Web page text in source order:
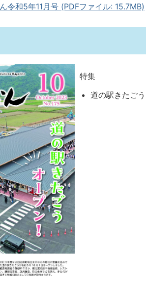
令和5年11月号 (PDFファイル: 15.7MB)
特集
道の駅きたごう